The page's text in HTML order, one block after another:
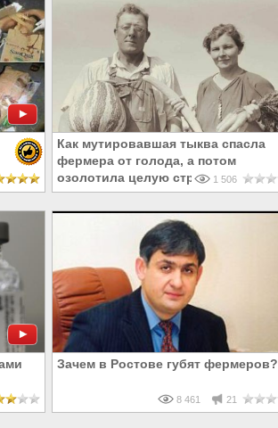
Как мутировавшая тыква спасла
фермера от голода, а потом
озолотила целую страну1 506
Зачем в Ростове губят фермеров?
8 461 21